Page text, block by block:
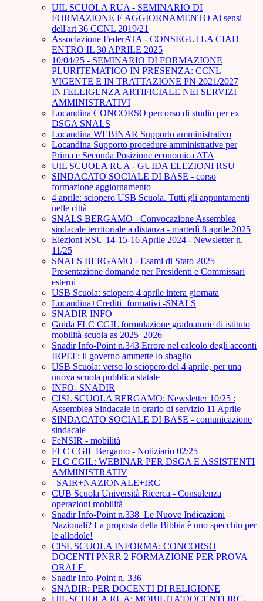
UIL SCUOLA RUA - SEMINARIO DI
FORMAZIONE E AGGIORNAMENTO Ai sensi
dell'art 36 CCNL 2019/21
Associazione FederATA - CONSEGUI LA CIAD
ENTRO IL 30 APRILE 2025
10/04/25 - SEMINARIO DI FORMAZIONE
PLURITEMATICO IN PRESENZA: CCNL
VIGENTE E IN TRATTAZIONE PN 2021/2027
INTELLIGENZA ARTIFICIALE NEI SERVIZI
AMMINISTRATIVI
Locandina CONCORSO percorso di studio per ex
DSGA SNALS
Locandina WEBINAR Supporto amministrativo
Locandina Supporto procedure amministrative per
Prima e Seconda Posizione economica ATA
UIL SCUOLA RUA - GUIDA ELEZIONI RSU
SINDACATO SOCIALE DI BASE - corso
formazione aggiornamento
4 aprile: sciopero USB Scuola. Tutti gli appuntamenti
nelle città
SNALS BERGAMO - Convocazione Assemblea
sindacale territoriale a distanza - martedì 8 aprile 2025
Elezioni RSU 14-15-16 Aprile 2024 - Newsletter n.
11/25
SNALS BERGAMO - Esami di Stato 2025 –
Presentazione domande per Presidenti e Commissari
esterni
USB Scuola: sciopero 4 aprile intera giornata
Locandina+Crediti+formativi -SNALS
SNADIR INFO
Guida FLC CGIL formulazione graduatorie di istituto
mobilità scuola as 2025_2026
Snadir Info-Point n.343 Errore nel calcolo degli acconti
IRPEF: il governo ammette lo sbaglio
USB Scuola: verso lo sciopero del 4 aprile, per una
nuova scuola pubblica statale
INFO- SNADIR
CISL SCUOLA BERGAMO: Newsletter 10/25 :
Assemblea Sindacale in orario di servizio 11 Aprile
SINDACATO SOCIALE DI BASE - comunicazione
sindacale
FeNSIR - mobilità
FLC CGIL Bergamo - Notiziario 02/25
FLC CGIL: WEBINAR PER DSGA E ASSISTENTI
AMMINISTRATIV
_SAIR+NAZIONALE+IRC
CUB Scuola Università Ricerca - Consulenza
operazioni mobilità
Snadir Info-Point n.338 Le Nuove Indicazioni
Nazionali? La proposta della Bibbia è uno specchio per
le allodole!
CISL SCUOLA INFORMA: CONCORSO
DOCENTI PNRR 2 FORMAZIONE PER PROVA
ORALE ­
Snadir Info-Point n. 336
SNADIR: PER DOCENTI DI RELIGIONE